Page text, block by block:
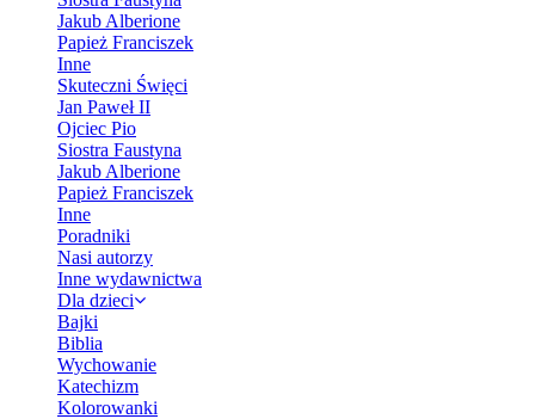
Jakub Alberione
Papież Franciszek
Inne
Skuteczni Święci
Jan Paweł II
Ojciec Pio
Siostra Faustyna
Jakub Alberione
Papież Franciszek
Inne
Poradniki
Nasi autorzy
Inne wydawnictwa
Dla dzieci
Bajki
Biblia
Wychowanie
Katechizm
Kolorowanki